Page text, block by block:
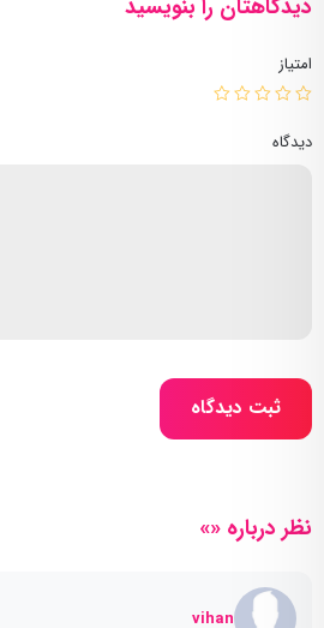
دیدگاهتان را بنویسید
امتیاز
دیدگاه
ثبت دیدگاه
نظر درباره «»
vihan